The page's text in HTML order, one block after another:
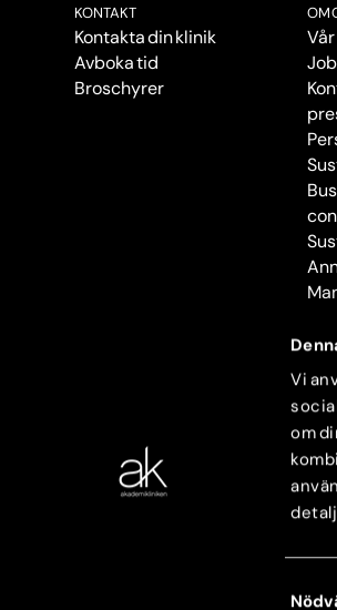
Vi
om
KONTAKT
Kontakta din klinik
Avboka tid
Broschyrer
OM